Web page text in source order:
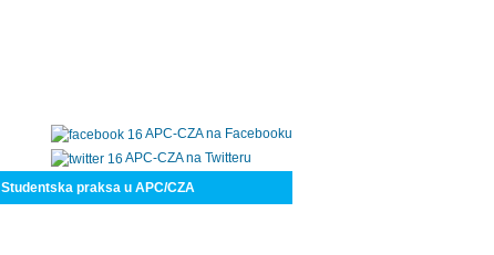
APC-CZA na Facebooku
APC-CZA na Twitteru
Studentska praksa u APC/CZA